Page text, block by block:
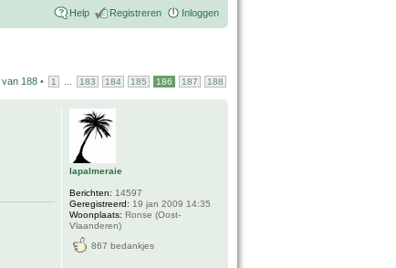
Help Registreren Inloggen
van 188 • 1 183 184 185 186 187 188
lapalmeraie
Berichten: 14597
Geregistreerd: 19 jan 2009 14:35
Woonplaats: Ronse (Oost-
Vlaanderen)
867 bedankjes